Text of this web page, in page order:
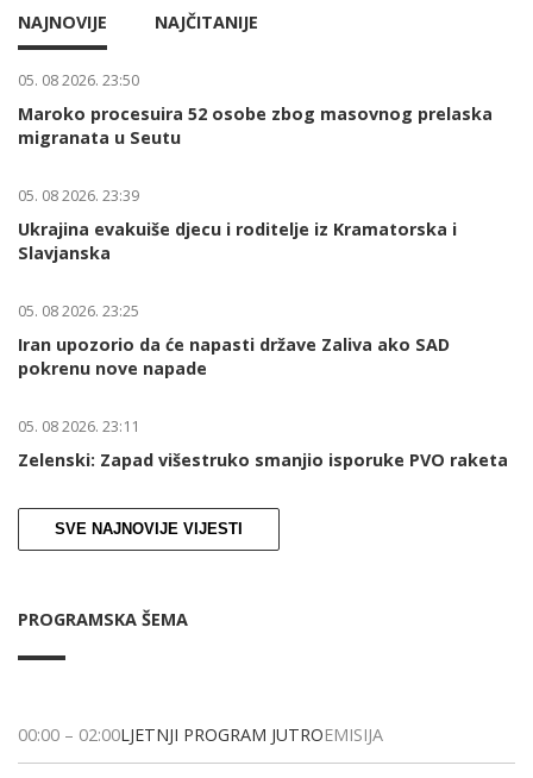
NAJNOVIJE NAJČITANIJE
05. 08 2026. 23:50
Maroko procesuira 52 osobe zbog masovnog prelaska
migranata u Seutu
05. 08 2026. 23:39
Ukrajina evakuiše djecu i roditelje iz Kramatorska i
Slavjanska
05. 08 2026. 23:25
Iran upozorio da će napasti države Zaliva ako SAD
pokrenu nove napade
05. 08 2026. 23:11
Zelenski: Zapad višestruko smanjio isporuke PVO raketa
SVE NAJNOVIJE VIJESTI
PROGRAMSKA ŠEMA
00:00 – 02:00LJETNJI PROGRAM JUTROEMISIJA